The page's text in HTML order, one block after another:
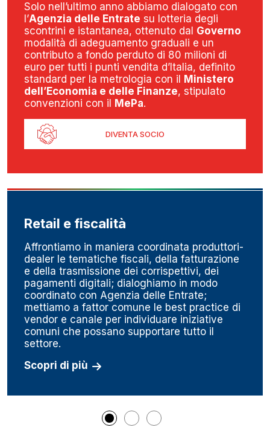
Solo nell’ultimo anno abbiamo dialogato con
l’Agenzia delle Entrate su lotteria degli
scontrini e istantanea, ottenuto dal Governo
modalità di adeguamento graduali e un
contributo a fondo perduto di 80 milioni di
euro per tutti i punti vendita d’Italia, definito
standard per la metrologia con il
Ministero
dell’Economia e delle Finanze, stipulato
convenzioni con il
MePa.
DIVENTA SOCIO
Retail e fiscalità
Affrontiamo in maniera coordinata produttori-
dealer le tematiche fiscali, della fatturazione
e della trasmissione dei corrispettivi, dei
pagamenti digitali; dialoghiamo in modo
coordinato con Agenzia delle Entrate;
mettiamo a fattor comune le best practice di
vendor e canale per individuare iniziative
comuni che possano supportare tutto il
settore.
Scopri di più